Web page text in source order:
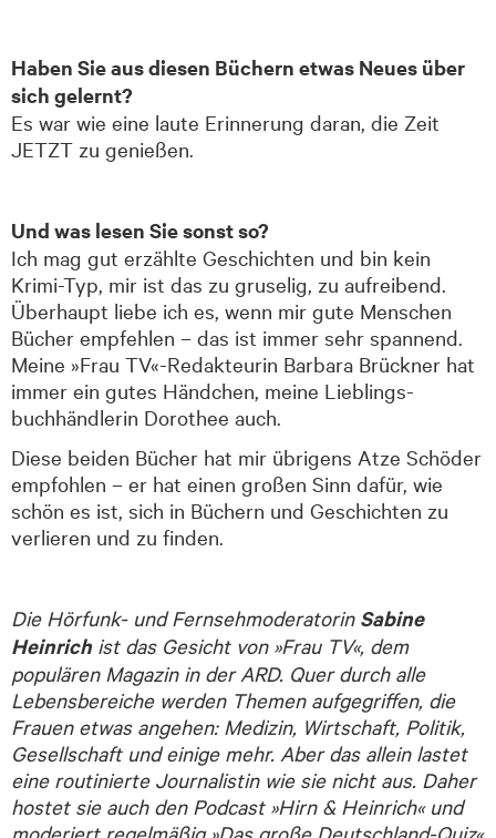
Haben Sie aus diesen Büchern etwas Neues über
sich gelernt?
Es war wie eine laute Erinnerung daran, die Zeit
JETZT zu genießen.
Und was lesen Sie sonst so?
Ich mag gut erzählte Geschichten und bin kein
Krimi-Typ, mir ist das zu gruselig, zu auf­reibend.
Überhaupt liebe ich es, wenn mir gute Menschen
Bücher empfehlen – das ist immer sehr spannend.
Meine »Frau TV«-Redakteurin Barbara Brückner hat
immer ein gutes Händchen, meine Lieblings­
buchhändlerin Dorothee auch.
Diese beiden Bücher hat mir übrigens Atze Schöder
empfohlen – er hat einen großen Sinn dafür, wie
schön es ist, sich in Büchern und Geschichten zu
verlieren und zu finden.
Die Hör­funk- und Fernseh­moderatorin Sabine
Heinrich ist das Gesicht von »Frau TV«, dem
populären Magazin in der ARD. Quer durch alle
Lebens­bereiche werden Themen aufgegriffen, die
Frauen etwas angehen: Medizin, Wirtschaft, Politik,
Gesellschaft und einige mehr. Aber das allein lastet
eine routinierte Journalistin wie sie nicht aus. Daher
hostet sie auch den Podcast »Hirn & Heinrich« und
moderiert regelmäßig »Das große Deutschland-Quiz«